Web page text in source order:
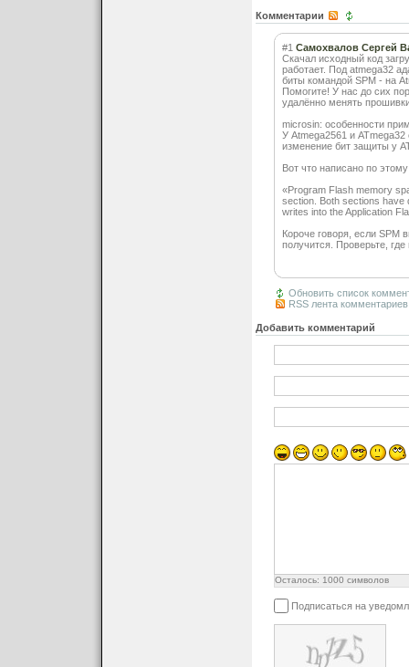
Комментарии
#1 Самохвалов Сергей
Скачал исходный код
работает. Под atmega32
биты командой SPM - на
Помогите! У нас до сих
удалённо менять
microsin: особенности
У Atmega2561 и
изменение бит защиты у
Вот что написано по
«Program Flash memory
section. Both sections have
writes into the Application
Короче говоря, если SPM
получится. Проверьте,
Обновить список
RSS лента
Добавить комментарий
Осталось: 1000 символов
Подписаться на